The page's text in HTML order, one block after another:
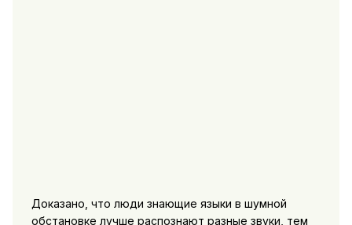
Доказано, что люди знающие языки в шумной
обстановке лучше распознают разные звуки, тем